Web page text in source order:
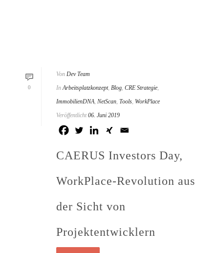
0
Von Dev Team
In Arbeitsplatzkonzept, Blog, CRE Strategie,
ImmobilienDNA, NetScan, Tools, WorkPlace
Veröffentlicht 06. Juni 2019
CAERUS Investors Day,
WorkPlace-Revolution aus
der Sicht von
Projektentwicklern